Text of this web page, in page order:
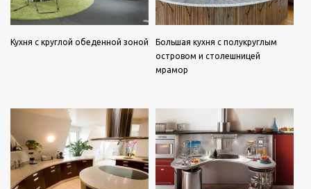
Кухня с круглой обеденной зоной
Большая кухня с полукруглым
островом и столешницей
мрамор